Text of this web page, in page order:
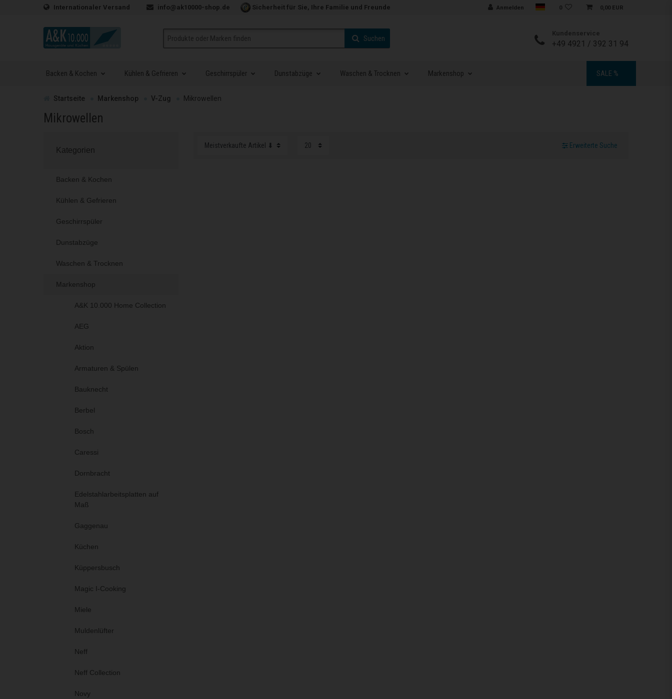
Zum Inhalt springen
Internationaler Versand info@ak10000-shop.de Sicherheit für Sie, Ihre Familie und Freunde Anmelden Sprache auswählen
0 0,00 EUR
Suche Suchen
Kundenservice
+49 4921 / 392 31 94
Backen & Kochen Kühlen & Gefrieren Geschirrspüler Dunstabzüge Waschen & Trocknen Markenshop SALE %
Zur
Startseite Markenshop V-Zug Mikrowellen
Mikrowellen
Kategorien
Backen & Kochen
Kühlen & Gefrieren
Geschirrspüler
Dunstabzüge
Waschen & Trocknen
Markenshop
A&K 10.000 Home Collection
AEG
Aktion
Armaturen & Spülen
Bauknecht
Berbel
Bosch
Caressi
Dornbracht
Edelstahlarbeitsplatten auf
Maß
Gaggenau
Küchen
Küppersbusch
Magic I-Cooking
Miele
Muldenlüfter
Neff
Neff Collection
Novy
Erweiterte Suche